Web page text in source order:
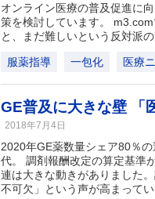
オンライン医療の普及促進に
策を検討しています。
と、まだ難しいという反対派
服薬指導 一包化 医療
GE普及に大きな壁 「
2018年7月4日
2020年GE薬数量シェア80％
代。 調剤報酬改定の算定基準
連は大きな動きがありました
不可欠」という声が高まってい